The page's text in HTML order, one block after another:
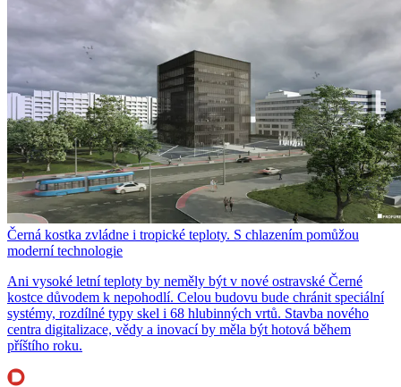
Černá kostka zvládne i tropické teploty. S chlazením pomůžou
moderní technologie
Ani vysoké letní teploty by neměly být v nové ostravské Černé
kostce důvodem k nepohodlí. Celou budovu bude chránit speciální
systémy, rozdílné typy skel i 68 hlubinných vrtů. Stavba nového
centra digitalizace, vědy a inovací by měla být hotová během
příštího roku.